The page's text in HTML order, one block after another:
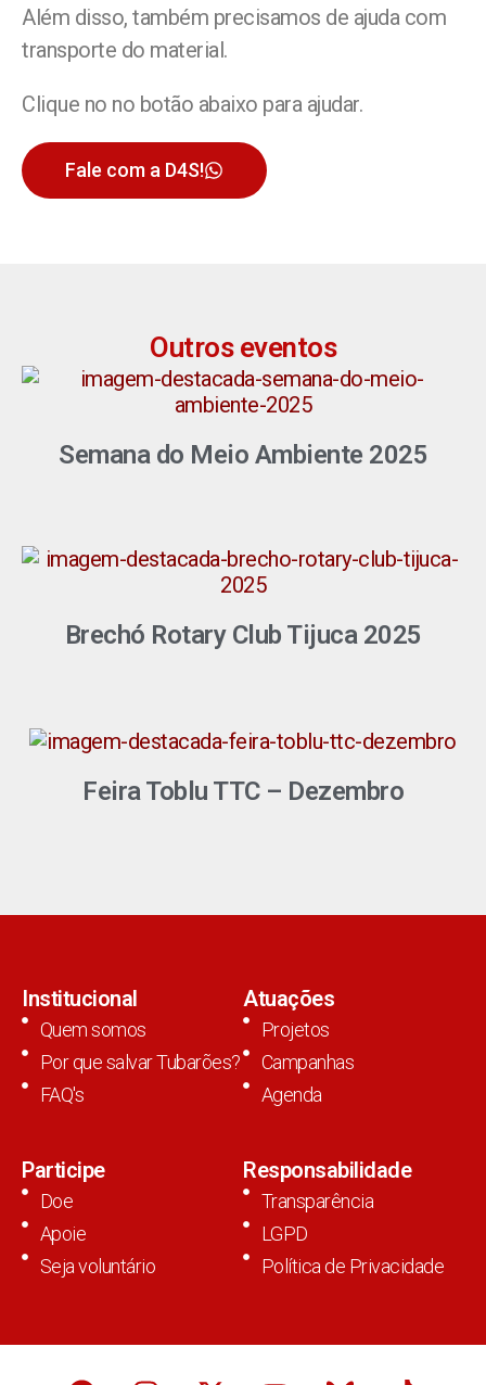
Além disso, também precisamos de ajuda com
transporte do material.
Clique no no botão abaixo para ajudar.
Fale com a D4S!
Outros eventos
Semana do Meio Ambiente 2025
Brechó Rotary Club Tijuca 2025
Feira Toblu TTC – Dezembro
Institucional
Quem somos
Por que salvar Tubarões?
FAQ's
Atuações
Projetos
Campanhas
Agenda
Participe
Doe
Apoie
Seja voluntário
Responsabilidade
Transparência
LGPD
Política de Privacidade